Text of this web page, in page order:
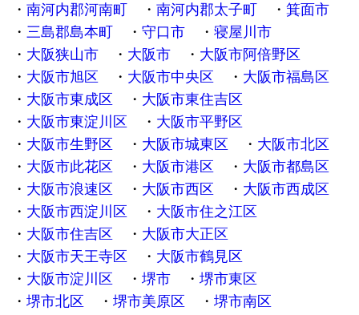
南河内郡河南町
南河内郡太子町
箕面市
三島郡島本町
守口市
寝屋川市
大阪狭山市
大阪市
大阪市阿倍野区
大阪市旭区
大阪市中央区
大阪市福島区
大阪市東成区
大阪市東住吉区
大阪市東淀川区
大阪市平野区
大阪市生野区
大阪市城東区
大阪市北区
大阪市此花区
大阪市港区
大阪市都島区
大阪市浪速区
大阪市西区
大阪市西成区
大阪市西淀川区
大阪市住之江区
大阪市住吉区
大阪市大正区
大阪市天王寺区
大阪市鶴見区
大阪市淀川区
堺市
堺市東区
堺市北区
堺市美原区
堺市南区